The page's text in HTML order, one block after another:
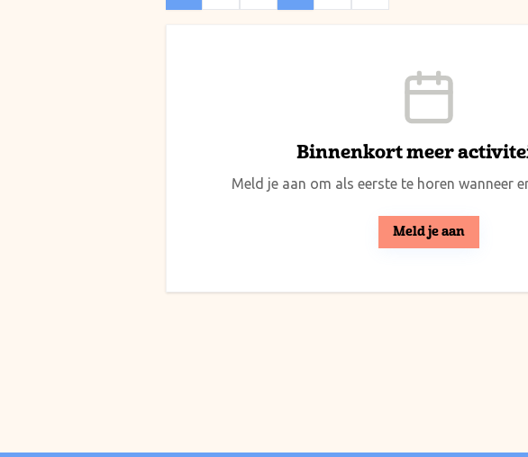
Binnenkort meer
Meld je aan om als eerste te horen wanneer
Meld je aan